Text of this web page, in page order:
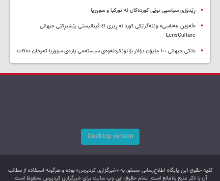
ڕێدۆزی سیاسیی نوێی کوردەکان لە تورکیا و سووریا
«ئەوین عەباسی» وێنەگرێکی کورد لە ڕیزی ٤١ فینالیستی پێشبڕکێی جیهانی
LensCulture
بانکی جیهانی ١٠٠ ملیۆن دۆلار بۆ نوێکردنەوەی سیستەمی پارەی سووریا تەرخان دەکات
Desktop version
کليه حقوق اين پایگاه اطلاع‌رسانی متعلق به «خبرگزاری کردپرس» بوده و هرگونه استفاده از مطالب
آن با ذکر منبع بلامانع است. تمام حقوق این وب سایت برای خبرگزاری کردپرس محفوظ است.